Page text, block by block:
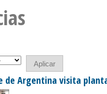
de Argentina visita